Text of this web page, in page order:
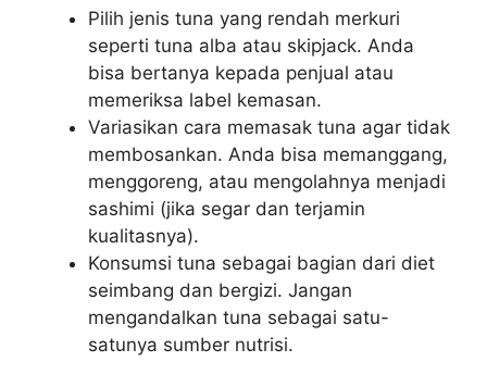
Pilih jenis tuna yang rendah merkuri
seperti tuna alba atau skipjack. Anda
bisa bertanya kepada penjual atau
memeriksa label kemasan.
Variasikan cara memasak tuna agar tidak
membosankan. Anda bisa memanggang,
menggoreng, atau mengolahnya menjadi
sashimi (jika segar dan terjamin
kualitasnya).
Konsumsi tuna sebagai bagian dari diet
seimbang dan bergizi. Jangan
mengandalkan tuna sebagai satu-
satunya sumber nutrisi.